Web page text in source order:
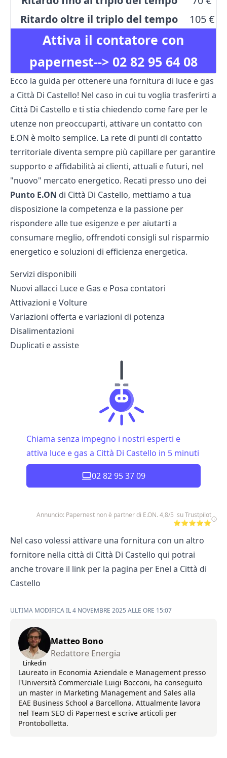
Attiva il contatore con
papernest--> 02 82 95 64 08
Ritardo oltre il triplo del tempo
105 €
Ecco la guida per ottenere una fornitura di luce e gas
a Città Di Castello! Nel caso in cui tu voglia trasferirti a
Città Di Castello e ti stia chiedendo come fare per le
utenze non preoccuparti, attivare un contatto con
E.ON è molto semplice. La rete di punti di contatto
territoriale diventa sempre più capillare per garantire
supporto e affidabilità ai clienti, attuali e futuri, nel
"nuovo" mercato energetico. Recati presso uno dei
Punto E.ON di Città Di Castello, mettiamo a tua
disposizione la competenza e la passione per
rispondere alle tue esigenze e per aiutarti a
consumare meglio, offrendoti consigli sul risparmio
energetico e soluzioni di efficienza energetica.
Servizi disponibili
Nuovi allacci Luce e Gas e Posa contatori
Attivazioni e Volture
Variazioni offerta e variazioni di potenza
Disalimentazioni
Duplicati e assiste
Chiama senza impegno i nostri esperti e
attiva luce e gas a Città Di Castello in 5 minuti
02 82 95 37 09
Annuncio: Papernest non è partner di E.ON. 4,8/5 su Trustpilot
⭐⭐⭐⭐⭐
Nel caso volessi attivare una fornitura con un altro
fornitore nella città di Città Di Castello qui potrai
anche trovare il link per la pagina per Enel a Città di
Castello
ULTIMA MODIFICA IL 4 NOVEMBRE 2025 ALLE ORE 15:07
Linkedin
Matteo Bono
Redattore Energia
Laureato in Economia Aziendale e Management presso
l'Università Commerciale Luigi Bocconi, ha conseguito
un master in Marketing Management and Sales alla
EAE Business School a Barcellona. Attualmente lavora
nel Team SEO di Papernest e scrive articoli per
Prontobolletta.